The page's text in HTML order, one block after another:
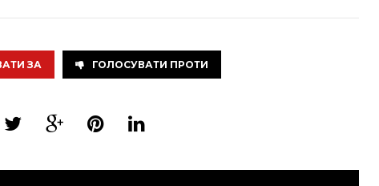
ЗА ГОЛОСУВАТИ ПРОТИ